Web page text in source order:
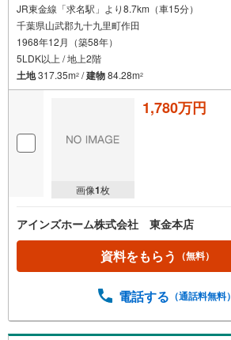
JR東金線「求名駅」より8.7km（車15分）
千葉県山武郡九十九里町作田
1968年12月（築58年）
5LDK以上 / 地上2階
土地317.35m2 /建物84.28m2
画像1枚
1,780万円
アインズホーム株式会社 東金本店
資料をもらう （無料）
電話する （通話料無料）